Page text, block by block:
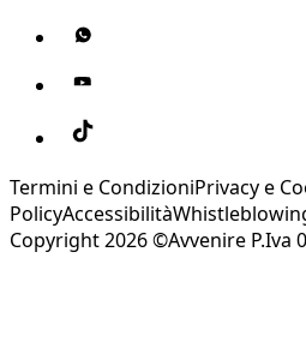
Termini e CondizioniPrivacy e
PolicyAccessibilità
Copyright 2026 ©Avvenire P.Iva